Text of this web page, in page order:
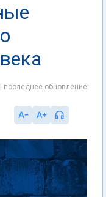
последнее обновление: